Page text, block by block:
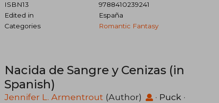
ISBN13
9788410239241
Edited in
España
Categories
Romantic Fantasy
Nacida de Sangre y Cenizas (in
Spanish)
Jennifer L. Armentrout (Author) · Puck ·